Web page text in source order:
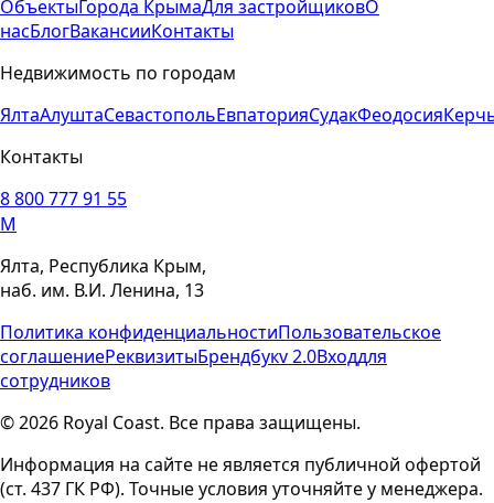
ОбъектыГорода КрымаДля застройщиковО
насБлогВакансииКонтакты
Недвижимость по городам
ЯлтаАлуштаСевастопольЕвпаторияСудакФеодосия
Контакты
8 800 777 91 55
M
Ялта, Республика Крым,
наб. им. В.И. Ленина, 13
Политика конфиденциальностиПользовательское
соглашениеРеквизитыБрендбукv 2.0Входдля
сотрудников
© 2026 Royal Coast. Все права защищены.
Информация на сайте не является публичной офертой
(ст. 437 ГК РФ). Точные условия уточняйте у менеджера.